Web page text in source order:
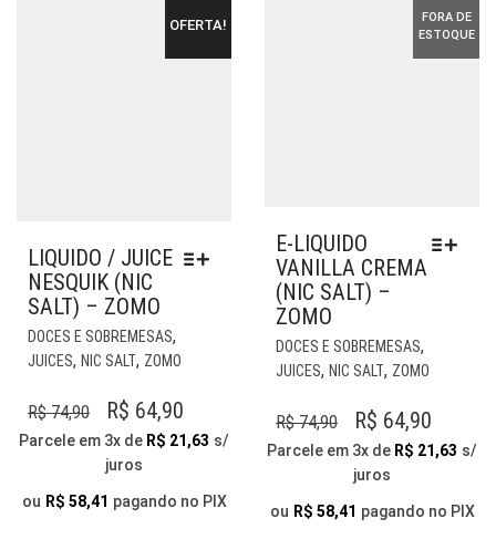
PÁGINA
DO
DO
OFERTA!
LIQUIDO / JUICE
NESQUIK (NIC
SALT) – ZOMO
DOCES E SOBREMESAS,
JUICES, NIC SALT, ZOMO
PRODUTO
VARIANTES.
AS
PODEM
R$74,90
O
PREÇO
ORIGINAL
ERA:
R$ 64,90
PREÇO
É:
Parcele em 3x de R$ 21,63 s/
juros
ou R$ 58,41 pagando no PIX
FORA DE
ESTOQUE
E-LIQUIDO
VANILLA CREMA
(NIC SALT) –
ZOMO
DOCES E SOBREMESAS,
JUICES, NIC SALT, ZOMO
AS
R$74,90
O
PREÇO
ORIGINAL
ERA:
R$ 64,90
PREÇO
É:
Parcele em 3x de R$ 21,63 s/
juros
ou R$ 58,41 pagando no PIX